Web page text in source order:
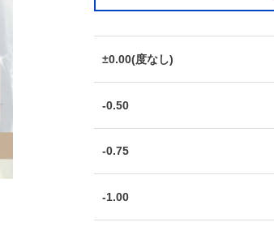
±0.00(度なし)
-0.50
-0.75
-1.00